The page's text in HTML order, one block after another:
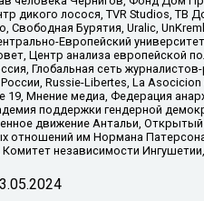
дикого лосося, TVR Studios,
Бурятия, Uralic,
Европейский
Центр анализа европейской
Глобальная сеть
Russie-Libertes, La
Мнение медиа, Федерация
поддержки гендерной
движение Антальи,
отношений им Нормана
независимости